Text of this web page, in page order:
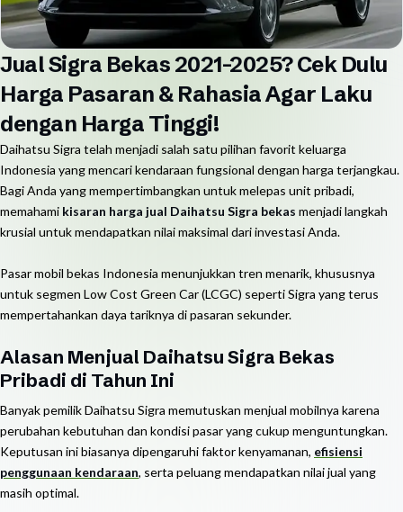
Jual Sigra Bekas 2021-2025? Cek Dulu
Harga Pasaran & Rahasia Agar Laku
dengan Harga Tinggi!
Daihatsu Sigra telah menjadi salah satu pilihan favorit keluarga
Indonesia yang mencari kendaraan fungsional dengan harga terjangkau.
Bagi Anda yang mempertimbangkan untuk melepas unit pribadi,
memahami kisaran harga jual Daihatsu Sigra bekas menjadi langkah
krusial untuk mendapatkan nilai maksimal dari investasi Anda.
Pasar mobil bekas Indonesia menunjukkan tren menarik, khususnya
untuk segmen Low Cost Green Car (LCGC) seperti Sigra yang terus
mempertahankan daya tariknya di pasaran sekunder.
Alasan Menjual Daihatsu Sigra Bekas
Pribadi di Tahun Ini
Banyak pemilik Daihatsu Sigra memutuskan menjual mobilnya karena
perubahan kebutuhan dan kondisi pasar yang cukup menguntungkan.
Keputusan ini biasanya dipengaruhi faktor kenyamanan, efisiensi
penggunaan kendaraan, serta peluang mendapatkan nilai jual yang
masih optimal.